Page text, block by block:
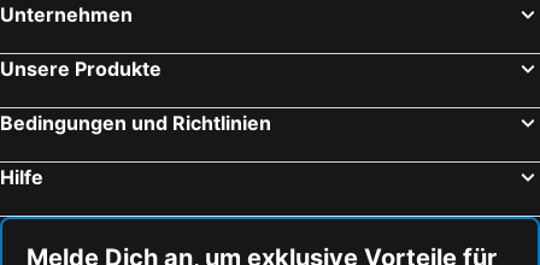
Unternehmen
Unsere Produkte
Bedingungen und Richtlinien
Hilfe
Melde Dich an, um exklusive Vorteile für